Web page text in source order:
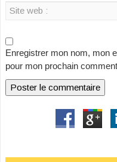
Enregistrer mon nom, mon
pour mon prochain